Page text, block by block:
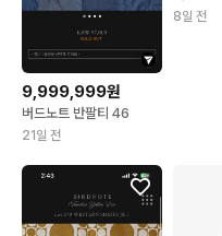
9,999,999원
버드노트 반팔티 46
21일 전
8일 전